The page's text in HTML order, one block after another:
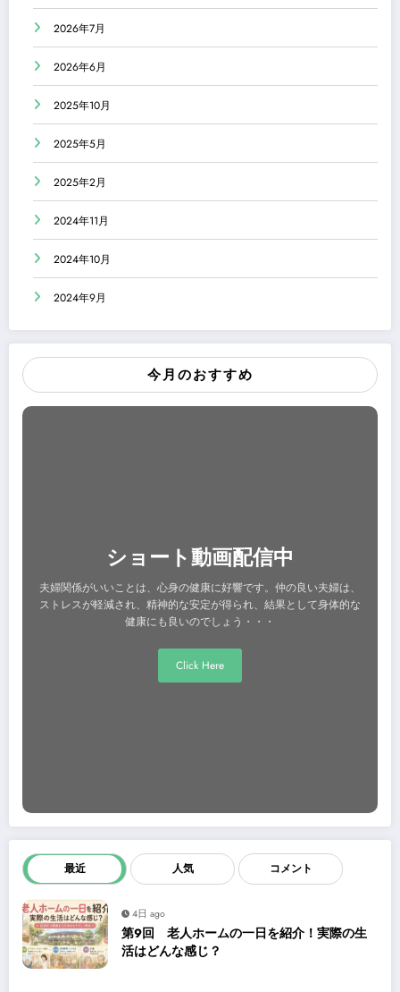
2026年7月
2026年6月
2025年10月
2025年5月
2025年2月
2024年11月
2024年10月
2024年9月
今月のおすすめ
ショート動画配信中
夫婦関係がいいことは、心身の健康に好響です。仲の良い夫婦は、
ストレスが軽減され、精神的な安定が得られ、結果として身体的な
健康にも良いのでしょう・・・
Click Here
最近 人気 コメント
4日 ago
第9回 老人ホームの一日を紹介！実際の生
活はどんな感じ？